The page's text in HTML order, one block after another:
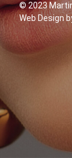
© 2023
Web Design